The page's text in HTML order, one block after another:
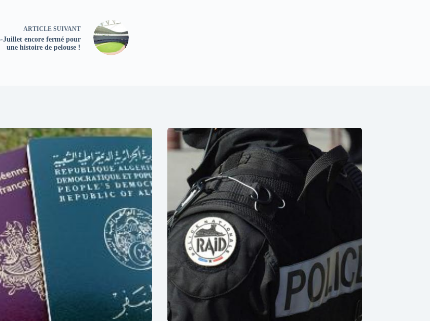
ARTICLE SUIVANT
Juillet encore fermé pour
une histoire de pelouse !